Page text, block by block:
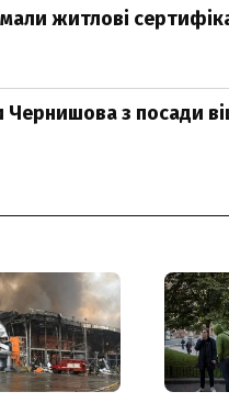
житлові
Чернишова з посади